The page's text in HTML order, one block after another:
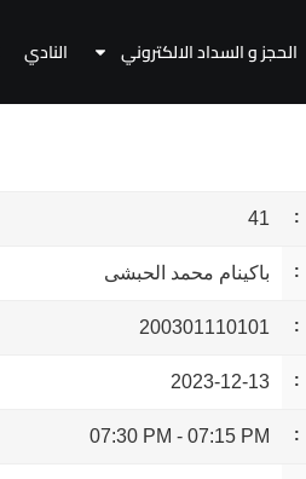
الحجز و السداد الالكتروني النادي
41
باكينام محمد الحبشى
200301110101
2023-12-13
07:15 PM
-
07:30 PM